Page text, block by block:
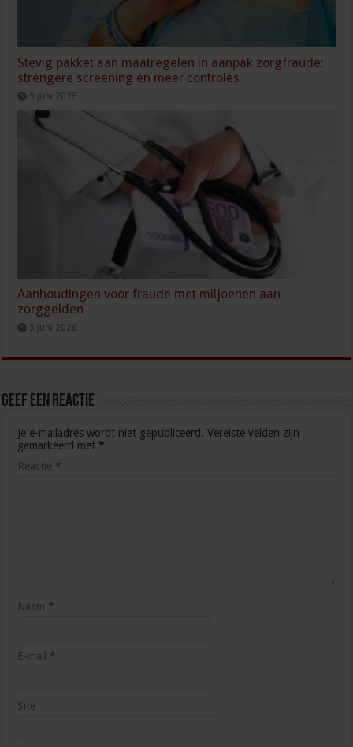
Stevig pakket aan maatregelen in aanpak zorgfraude:
strengere screening en meer controles
9 juni 2026
Aanhoudingen voor fraude met miljoenen aan
zorggelden
5 juni 2026
Geef een reactie
Je e-mailadres wordt niet gepubliceerd. Vereiste velden zijn
gemarkeerd met *
Reactie *
Naam *
E-mail *
Site